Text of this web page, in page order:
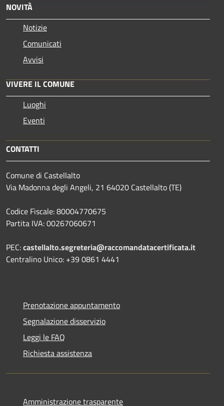
NOVITÀ
Notizie
Comunicati
Avvisi
VIVERE IL COMUNE
Luoghi
Eventi
CONTATTI
Comune di Castellalto
Via Madonna degli Angeli, 21 64020 Castellalto (TE)
Codice Fiscale: 80004770675
Partita IVA: 00267060671
PEC:castellalto.segreteria@raccomandatacertificata.it
Centralino Unico: +39 0861 4441
Prenotazione appuntamento
Segnalazione disservizio
Leggi le FAQ
Richiesta assistenza
Amministrazione trasparente